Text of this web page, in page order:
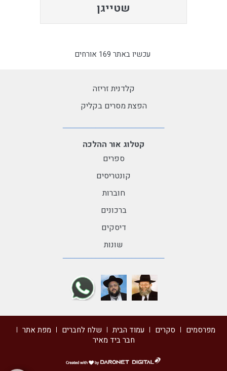
שטייגן
עכשיו באתר 169 אורחים
קלדנית זריזה
הפצת מסרים בקליק
קטלוג אור ההלכה
ספרים
קונטריסים
חוברות
ברכונים
דיסקים
שונות
מפרסמים סקרים עמוד הבית שלח לחברים
מפת אתר
חבר ביד מאיר
דרונט